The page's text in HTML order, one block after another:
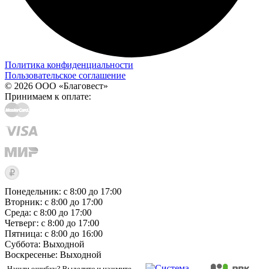
Политика конфиденциальности
Пользовательское соглашение
© 2026 ООО «Благовест»
Принимаем к оплате:
Понедельник: с 8:00 до 17:00
Вторник: с 8:00 до 17:00
Среда: с 8:00 до 17:00
Четверг: с 8:00 до 17:00
Пятница: с 8:00 до 16:00
Суббота: Выходной
Воскресенье: Выходной